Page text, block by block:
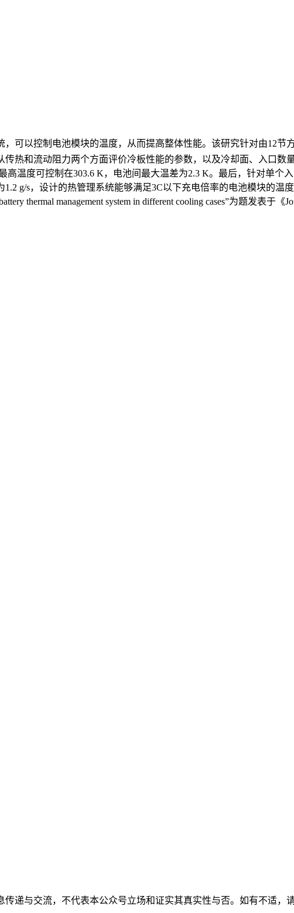
可以控制电池模块的温度，从而提高整体性能。该研究针对由12节
热和流动阻力两个方面评价冷板性能的参数，以及冷却面、入口数
温度可控制在303.6 K，电池间最大温差为2.3 K。最后，针对单个
g/s，设计的热管理系统能够满足3C以下充电倍率的电池模块的温
thermal management system in different cooling cases”为题发表于《
递与交流，不代表本公众号立场和证实其真实性与否。如有不适，